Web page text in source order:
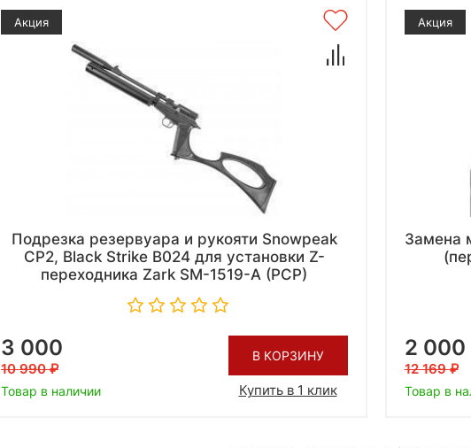
Акция
Подрезка резервуара и рукояти Snowpeak
CP2, Black Strike B024 для установки Z-
переходника Zark SM-1519-A (PCP)
3 000
10 990
Товар в наличии
В КОРЗИНУ
Купить в 1 клик
Акция
Замена
2 000
12 169
Товар в